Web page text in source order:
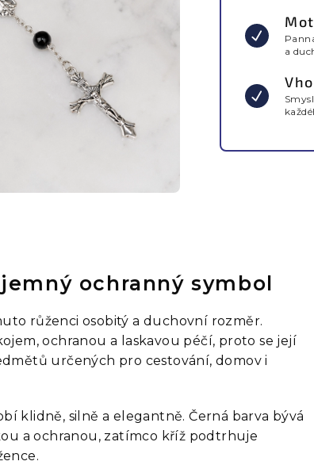
a
ochranný symbol
růženci osobitý a duchovní rozměr.
ochranou a laskavou péčí, proto se její
určených pro cestování, domov i
klidně, silně a elegantně. Černá barva bývá
a ochranou, zatímco kříž podtrhuje